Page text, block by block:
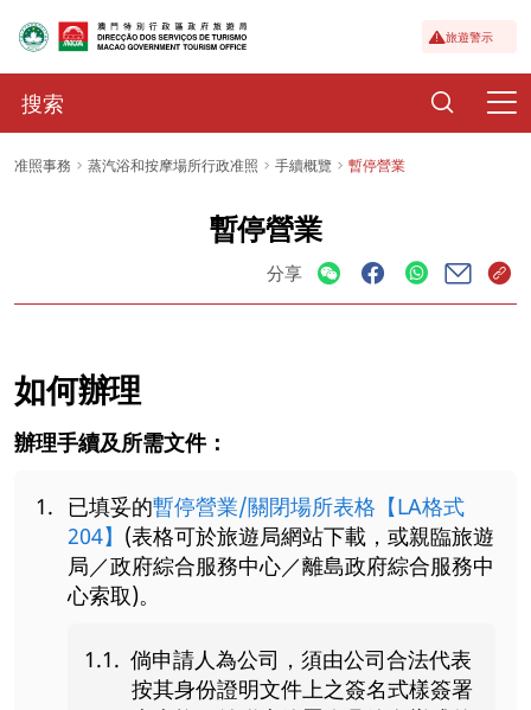
旅遊警示
准照事務 蒸汽浴和按摩場所行政准照 手續概覽 暫停營業
暫停營業
分享
如何辦理
辦理手續及所需文件：
已填妥的暫停營業/關閉場所表格【LA格式
204】 (表格可於旅遊局網站下載，或親臨旅遊
局／政府綜合服務中心／離島政府綜合服務中
心索取)。
倘申請人為公司，須由公司合法代表
按其身份證明文件上之簽名式樣簽署